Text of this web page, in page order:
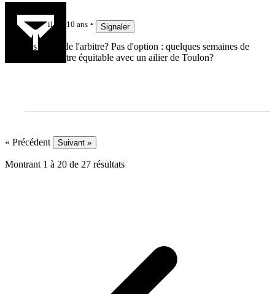
il y a 10 ans Signaler
Pas d'avis de l'arbitre? Pas d'option : quelques semaines de
plus pour être équitable avec un ailier de Toulon?
« Précédent Suivant »
Montrant 1 à 20 de 27 résultats